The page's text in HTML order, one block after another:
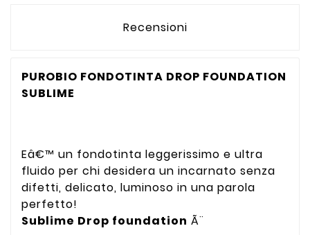
Recensioni
PUROBIO FONDOTINTA DROP FOUNDATION
SUBLIME
Eâ€™ un fondotinta leggerissimo e ultra
fluido per chi desidera un incarnato senza
difetti, delicato, luminoso in una parola
perfetto!
Sublime Drop foundation Ã¨